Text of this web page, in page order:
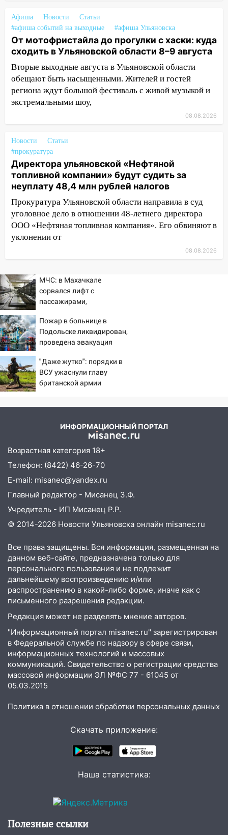
хаски: куда сходить в Ульяновской
области 8–9 августа
10:11 Директора ульяновской
«Нефтяной топливной компании» будут
судить за неуплату 48,4 млн рублей
налогов
09:28 Дети на дорогах: пострадали
Ульяновской области
08:30 Поджог со свечой, 16 сгоревших
домов и выстрел за водку
07:50 Какая погоды будет днем 8
августа
06:45 Императорский мост в
Ульяновске останется закрытым до
утра 10 августа
Судьба готовит сюрприз: гороскоп
деньгами, а кого ждет неожиданная
встреча
04:47
В Ульяновской области объявили
ракетную опасность: звучат сирены
07.08.2026
20:40
Ульяновские аграрии смогут
купить тракторы с отсрочкой платежа
до декабря
19:34
празднованию Дня сотрудника органов
следствия Российской Федерации
19:30 Ульяновцев приглашают
поддержать «Симбирскую чебурашку»
на фестивале «ФормАРТ»
18:11 Ульяновская область стала
пилотным регионом проекта
«Культурное долголетие»
области на 8 августа
17:16 В реанимацию Ульяновской
областной больницы поступили шесть
новых аппаратов ИВЛ
В Чердаклинском районе
ремонтируют дороги, ставят остановки
и проводят новое освещение
16:35 В Ульяновске установили ещё
девять бункеров для крупногабаритного
мусора
16:26 В Ульяновске бесплатно покажут
матч «Волги» под открытым небом
разработают отечественный прибор для
цифровой ПЦР
за абонементы закрывшегося фитнес-
После вмешательства
области привели в порядок детские
Афиша Новости
Статьи
#афиша событий на выходные
#афиша Ульяновска
От мотофристайла до прогулки с хаски: куда
сходить в Ульяновской области 8–9 августа
Вторые выходные августа в Ульяновской области
обещают быть насыщенными. Жителей и гостей
региона ждут большой фестиваль с живой музыкой и
экстремальными шоу,
08.08.2026
Новости
Статьи
#прокуратура
Директора ульяновской «Нефтяной
топливной компании» будут судить за
неуплату 48,4 млн рублей налогов
Прокуратура Ульяновской области направила в суд
уголовное дело в отношении 48-летнего директора
ООО «Нефтяная топливная компания». Его обвиняют в
уклонении от
08.08.2026
МЧС: в Махачкале
сорвался лифт с
пассажирами,
человека
Пожар в больнице в
Подольске ликвидирован,
проведена эвакуация
"Даже жутко": порядки в
ВСУ ужаснули главу
британской армии
ИНФОРМАЦИОННЫЙ ПОРТАЛ
Возрастная категория 18+
Телефон: (8422) 46-26-70
E-mail: misanec@yandex.ru
Главный редактор - Мисанец З.Ф.
Учредитель - ИП Мисанец Р.Р.
© 2014-2026 Новости Ульяновска онлайн misanec.ru
Все права защищены. Вся информация, размещенная на
данном веб-сайте, предназначена только для
персонального пользования и не подлежит
дальнейшему воспроизведению и/или
распространению в какой-либо форме, иначе как с
письменного разрешения редакции.
Редакция может не разделять мнение авторов.
"Информационный портал misanec.ru" зарегистрирован
в Федеральной службе по надзору в сфере связи,
информационных технологий и массовых
коммуникаций. Свидетельство о регистрации средства
массовой информации ЭЛ №ФС 77 - 61045 от
05.03.2015
Политика в отношении обработки персональных данных
Скачать приложение:
Наша статистика:
Полезные ссылки